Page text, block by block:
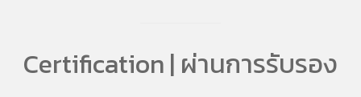
Certification | ผ่านการรับรอง